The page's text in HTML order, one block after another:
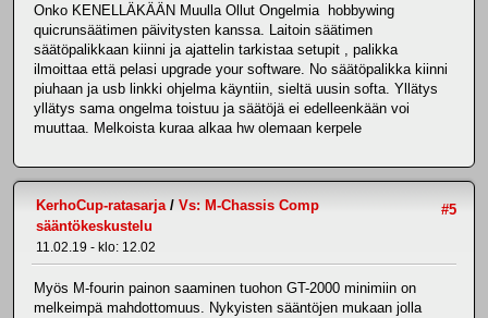
Onko KENELLÄKÄÄN Muulla Ollut Ongelmia hobbywing
quicrunsäätimen päivitysten kanssa. Laitoin säätimen
säätöpalikkaan kiinni ja ajattelin tarkistaa setupit , palikka
ilmoittaa että pelasi upgrade your software. No säätöpalikka kiinni
piuhaan ja usb linkki ohjelma käyntiin, sieltä uusin softa. Yllätys
yllätys sama ongelma toistuu ja säätöjä ei edelleenkään voi
muuttaa. Melkoista kuraa alkaa hw olemaan kerpele
#5
KerhoCup-ratasarja / Vs: M-Chassis Comp
sääntökeskustelu
11.02.19 - klo: 12.02
Myös M-fourin painon saaminen tuohon GT-2000 minimiin on
melkeimpä mahdottomuus. Nykyisten sääntöjen mukaan jolla